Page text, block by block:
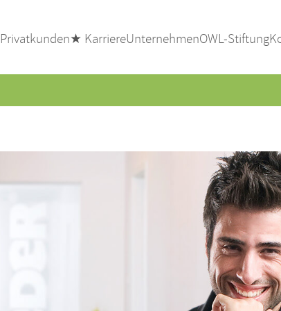
Privatkunden★ KarriereUnternehmenOWL-Stiftung